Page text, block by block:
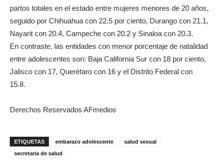
partos totales en el estado entre mujeres menores de 20 años,
seguido por Chihuahua con 22.5 por ciento, Durango con 21.1,
Nayarit con 20.4, Campeche con 20.2 y Sinaloa con 20.3.
En contraste, las entidades con menor porcentaje de natalidad
entre adolescentes son: Baja California Sur con 18 por ciento,
Jalisco con 17, Querétaro con 16 y el Distrito Federal con
15.8.
Derechos Reservados AFmedios
ETIQUETAS embarazo adolescente
salud sexual
secretaria de salud